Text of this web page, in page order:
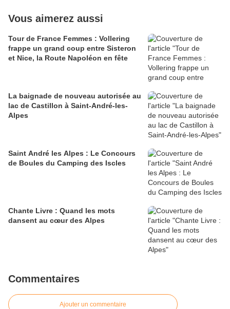
Vous aimerez aussi
Tour de France Femmes : Vollering
frappe un grand coup entre Sisteron
et Nice, la Route Napoléon en fête
La baignade de nouveau autorisée au
lac de Castillon à Saint-André-les-
Alpes
Saint André les Alpes : Le Concours
de Boules du Camping des Iscles
Chante Livre : Quand les mots
dansent au cœur des Alpes
Commentaires
Ajouter un commentaire